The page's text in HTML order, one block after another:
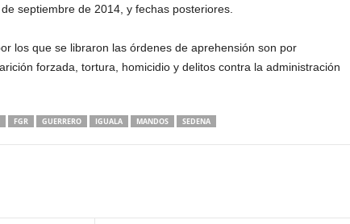
de septiembre de 2014, y fechas posteriores.
los que se libraron las órdenes de aprehensión son por
forzada, tortura, homicidio y delitos contra la administración
FGR GUERRERO IGUALA MANDOS SEDENA